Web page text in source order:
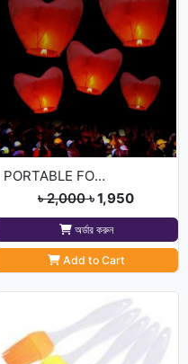
PORTABLE FOLDING TR
৳ 2,000৳ 1,950
অর্ডার করুন
Add to Cart